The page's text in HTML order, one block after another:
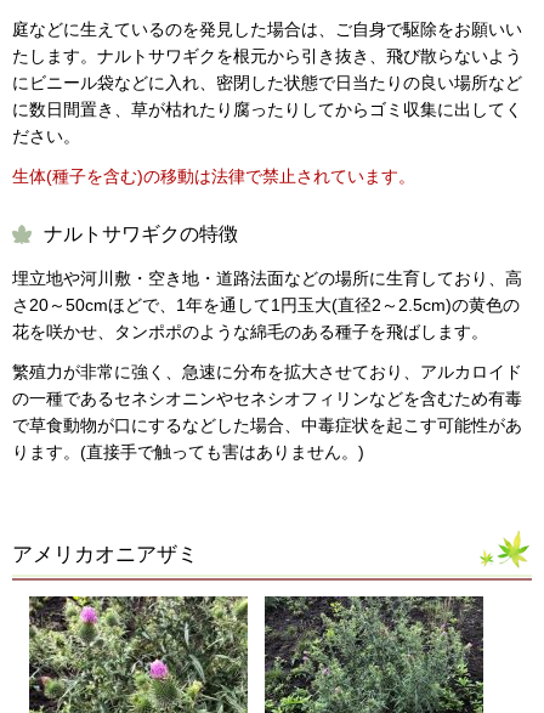
庭などに生えているのを発見した場合は、ご自身で駆除をお願いい
たします。ナルトサワギクを根元から引き抜き、飛び散らないよう
にビニール袋などに入れ、密閉した状態で日当たりの良い場所など
に数日間置き、草が枯れたり腐ったりしてからゴミ収集に出してく
ださい。
生体(種子を含む)の移動は法律で禁止されています。
ナルトサワギクの特徴
埋立地や河川敷・空き地・道路法面などの場所に生育しており、高
さ20～50cmほどで、1年を通して1円玉大(直径2～2.5cm)の黄色の
花を咲かせ、タンポポのような綿毛のある種子を飛ばします。
繁殖力が非常に強く、急速に分布を拡大させており、アルカロイド
の一種であるセネシオニンやセネシオフィリンなどを含むため有毒
で草食動物が口にするなどした場合、中毒症状を起こす可能性があ
ります。(直接手で触っても害はありません。)
アメリカオニアザミ